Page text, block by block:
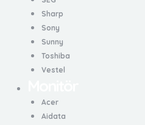
Sharp
Sony
Sunny
Toshiba
Vestel
Acer
Aidata